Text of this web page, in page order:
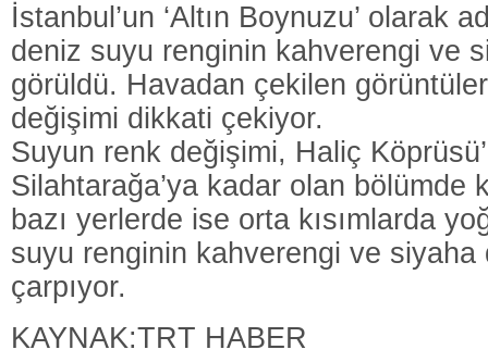
İstanbul’un ‘Altın Boynuzu’ olarak
deniz suyu renginin kahverengi ve
görüldü. Havadan çekilen
değişimi dikkati çekiyor.
Suyun renk değişimi, Haliç
Silahtarağa’ya kadar olan bölümde
bazı yerlerde ise orta kısımlarda
suyu renginin kahverengi ve siyaha
çarpıyor.
KAYNAK:TRT HABER